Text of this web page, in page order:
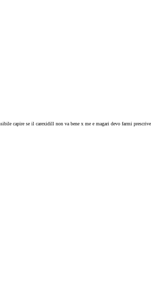
capire se il carexidill non va bene x me e magari devo farmi